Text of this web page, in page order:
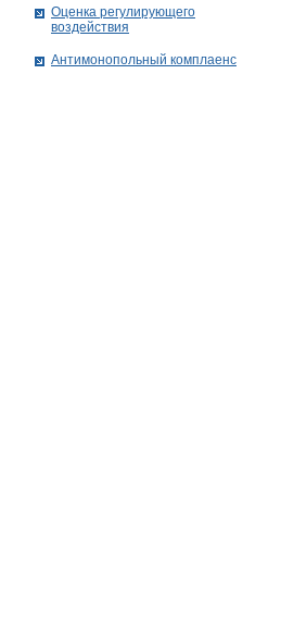
Оценка регулирующего
воздействия
Антимонопольный комплаенс